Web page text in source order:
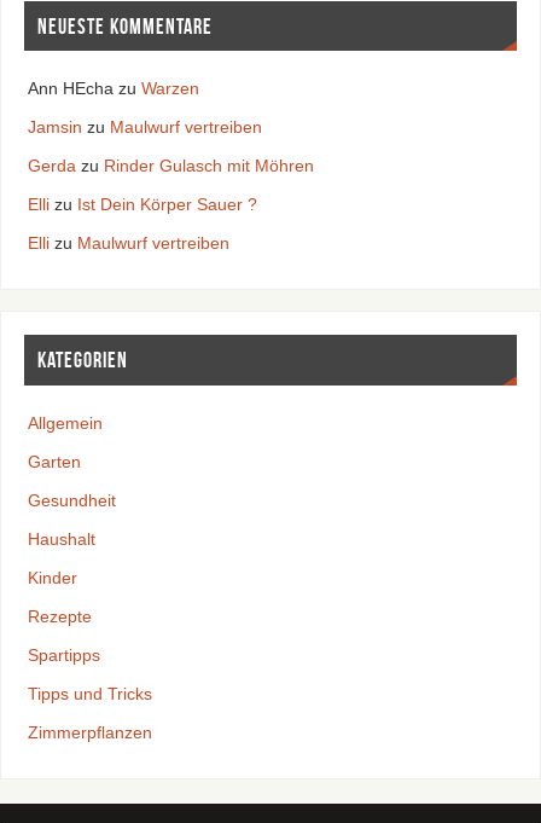
Neueste Kommentare
Ann HEchazu Warzen
Jamsin zu Maulwurf vertreiben
Gerdazu Rinder Gulasch mit Möhren
Ellizu Ist Dein Körper Sauer ?
Ellizu Maulwurf vertreiben
Kategorien
Allgemein
Garten
Gesundheit
Haushalt
Kinder
Rezepte
Spartipps
Tipps und Tricks
Zimmerpflanzen